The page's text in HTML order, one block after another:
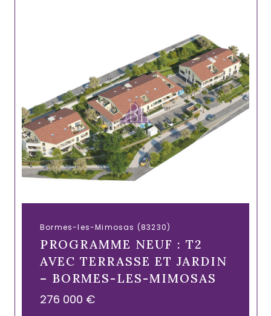
Bormes-les-Mimosas (83230)
PROGRAMME NEUF : T2
AVEC TERRASSE ET JARDIN
– BORMES-LES-MIMOSAS
276 000 €